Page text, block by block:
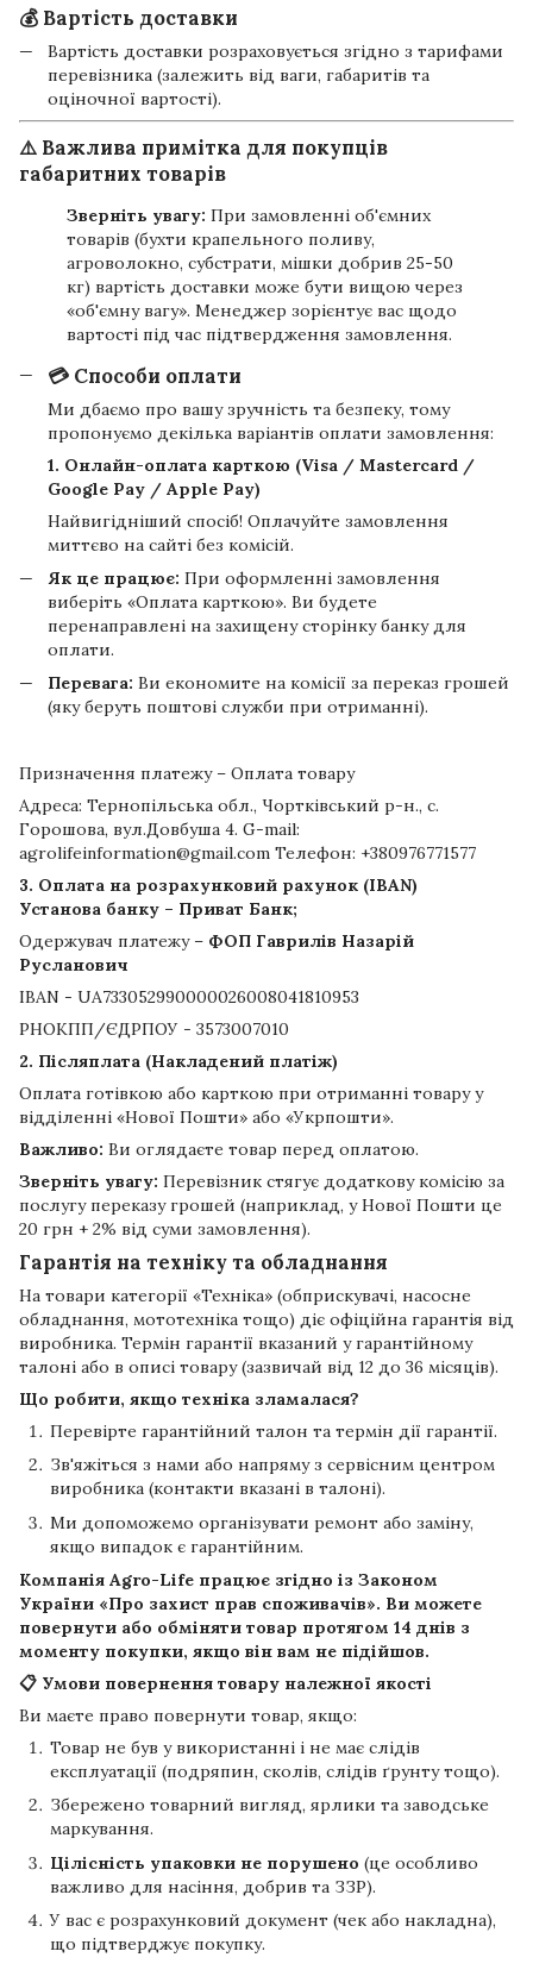
💰 Вартість доставки
Вартість доставки розраховується згідно з тарифами
перевізника (залежить від ваги, габаритів та
оціночної вартості).
⚠️ Важлива примітка для покупців
габаритних товарів
Зверніть увагу: При замовленні об'ємних
товарів (бухти крапельного поливу,
агроволокно, субстрати, мішки добрив 25-50
кг) вартість доставки може бути вищою через
«об'ємну вагу». Менеджер зорієнтує вас щодо
вартості під час підтвердження замовлення.
💳 Способи оплати
Ми дбаємо про вашу зручність та безпеку, тому
пропонуємо декілька варіантів оплати замовлення:
1. Онлайн-оплата карткою (Visa / Mastercard /
Google Pay / Apple Pay)
Найвигідніший спосіб! Оплачуйте замовлення
миттєво на сайті без комісій.
Як це працює: При оформленні замовлення
виберіть «Оплата карткою». Ви будете
перенаправлені на захищену сторінку банку для
оплати.
Перевага: Ви економите на комісії за переказ грошей
(яку беруть поштові служби при отриманні).
Призначення платежу – Оплата товару
Адреса: Тернопільська обл., Чортківський р-н., с.
Горошова, вул.Довбуша 4. G-mail:
agrolifeinformation@gmail.com Телефон: +380976771577
3. Оплата на розрахунковий рахунок (IBAN)
Установа банку – Приват Банк;
Одержувач платежу – ФОП Гаврилів Назарій
Русланович
IBAN - UA733052990000026008041810953
РНОКПП/ЄДРПОУ - 3573007010
2. Післяплата (Накладений платіж)
Оплата готівкою або карткою при отриманні товару у
відділенні «Нової Пошти» або «Укрпошти».
Важливо: Ви оглядаєте товар перед оплатою.
Зверніть увагу: Перевізник стягує додаткову комісію за
послугу переказу грошей (наприклад, у Нової Пошти це
20 грн + 2% від суми замовлення).
Гарантія на техніку та обладнання
На товари категорії «Техніка» (обприскувачі, насосне
обладнання, мототехніка тощо) діє офіційна гарантія від
виробника. Термін гарантії вказаний у гарантійному
талоні або в описі товару (зазвичай від 12 до 36 місяців).
Що робити, якщо техніка зламалася?
Перевірте гарантійний талон та термін дії гарантії.
Зв'яжіться з нами або напряму з сервісним центром
виробника (контакти вказані в талоні).
Ми допоможемо організувати ремонт або заміну,
якщо випадок є гарантійним.
Компанія Agro-Life працює згідно із Законом
України «Про захист прав споживачів». Ви можете
повернути або обміняти товар протягом 14 днів з
моменту покупки, якщо він вам не підійшов.
📋 Умови повернення товару належної якості
Ви маєте право повернути товар, якщо:
Товар не був у використанні і не має слідів
експлуатації (подряпин, сколів, слідів ґрунту тощо).
Збережено товарний вигляд, ярлики та заводське
маркування.
Цілісність упаковки не порушено (це особливо
важливо для насіння, добрив та ЗЗР).
У вас є розрахунковий документ (чек або накладна),
що підтверджує покупку.